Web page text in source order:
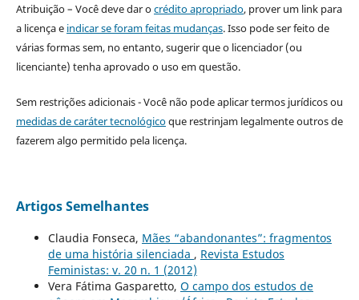
Atribuição – Você deve dar ocrédito apropriado, prover um link para
a licença e indicar se foram feitas mudanças. Isso pode ser feito de
várias formas sem, no entanto, sugerir que o licenciador (ou
licenciante) tenha aprovado o uso em questão.
Sem restrições adicionais - Você não pode aplicar termos jurídicos ou
medidas de caráter tecnológicoque restrinjam legalmente outros de
fazerem algo permitido pela licença.
Artigos Semelhantes
Claudia Fonseca, Mães “abandonantes”: fragmentos
de uma história silenciada , Revista Estudos
Feministas: v. 20 n. 1 (2012)
Vera Fátima Gasparetto, O campo dos estudos de